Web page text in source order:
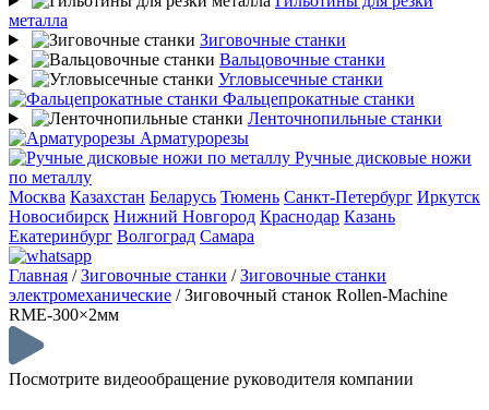
металла
Зиговочные станки
Вальцовочные станки
Угловысечные станки
Фальцепрокатные станки
Ленточнопильные станки
Арматурорезы
Ручные дисковые ножи
по металлу
Москва Казахстан Беларусь Тюмень Санкт-Петербург Иркутск
Новосибирск Нижний Новгород Краснодар Казань
Екатеринбург Волгоград Самара
Главная /Зиговочные станки /Зиговочные станки
электромеханические /Зиговочный станок Rollen-Machine
RME-300×2мм
Посмотрите видеообращение руководителя компании